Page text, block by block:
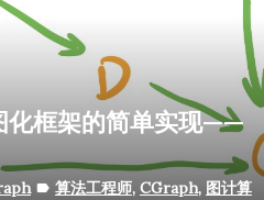
化框架的简单实现——
label 算法工程师, CGraph, 图计算